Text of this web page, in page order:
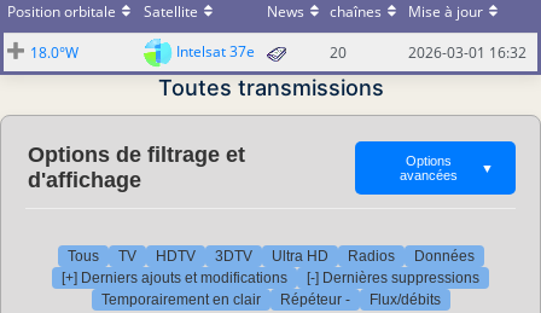
Position orbitale Satellite News chaînes
Mise à jour
18.0°W
Intelsat 37e 20 2026-03-01 16:32
Toutes transmissions
Options de filtrage et
d'affichage
Options
avancées
▼
Tous TV HDTV 3DTV Ultra HD Radios
Données
[+] Derniers ajouts et modifications
[-] Dernières suppressions
Temporairement en clair
Répéteur - Flux/débits